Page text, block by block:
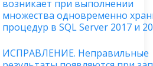
возникает при выполнении
множества одновременно
процедур в SQL Server 2017 и
ИСПРАВЛЕНИЕ. Неправильные